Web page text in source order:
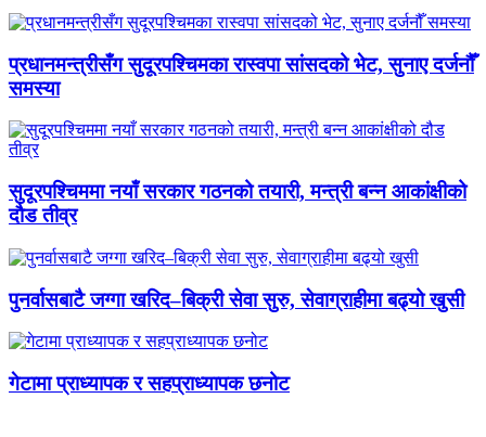
प्रधानमन्त्रीसँग सुदूरपश्चिमका रास्वपा सांसदको भेट, सुनाए दर्जनौँ
समस्या
सुदूरपश्चिममा नयाँ सरकार गठनको तयारी, मन्त्री बन्न आकांक्षीको
दौड तीव्र
पुनर्वासबाटै जग्गा खरिद–बिक्री सेवा सुरु, सेवाग्राहीमा बढ्यो खुसी
गेटामा प्राध्यापक र सहप्राध्यापक छनोट